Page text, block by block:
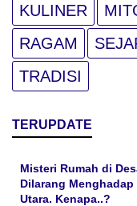
KULINER
RAGAM
TRADISI
TERUPDATE
Misteri Rumah di
Dilarang Menghadap
Utara. Kenapa..?